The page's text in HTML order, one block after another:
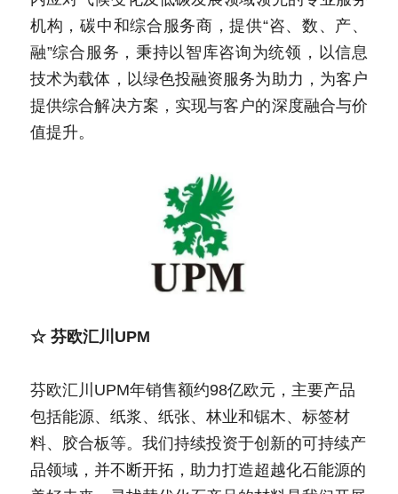
机构，碳中和综合服务商，提供“咨、数、产、
融”综合服务，秉持以智库咨询为统领，以信息
技术为载体，以绿色投融资服务为助力，为客户
提供综合解决方案，实现与客户的深度融合与价
值提升。
☆ 芬欧汇川UPM
芬欧汇川UPM年销售额约98亿欧元，主要产品
包括能源、纸浆、纸张、林业和锯木、标签材
料、胶合板等。我们持续投资于创新的可持续产
品领域，并不断开拓，助力打造超越化石能源的